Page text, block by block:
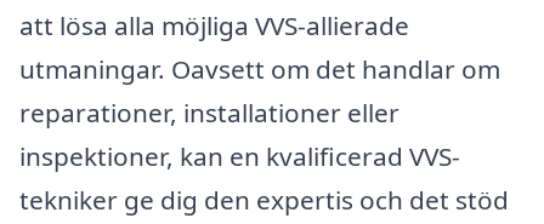
att lösa alla möjliga VVS-allierade
utmaningar. Oavsett om det handlar om
reparationer, installationer eller
inspektioner, kan en kvalificerad VVS-
tekniker ge dig den expertis och det stöd